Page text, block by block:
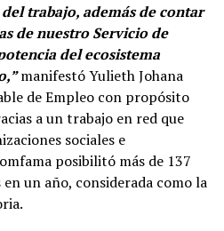
trabajo, además de contar
de nuestro Servicio de
del ecosistema
manifestó Yulieth Johana
de Empleo con propósito
a un trabajo en red que
sociales e
posibilitó más de 137
un año, considerada como la